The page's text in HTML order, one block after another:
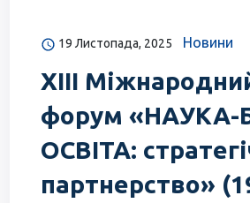
19 Листопада, 2025 Новини
ХІІІ
форум «НАУКА-
ОСВІТА:
партнерство»